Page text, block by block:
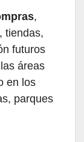
,
tiendas,
futuros
áreas
en los
parques